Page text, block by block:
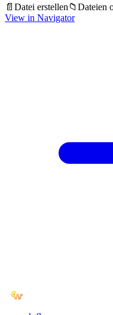
📄 Datei erstellen 📁 Dateien
View in Navigator